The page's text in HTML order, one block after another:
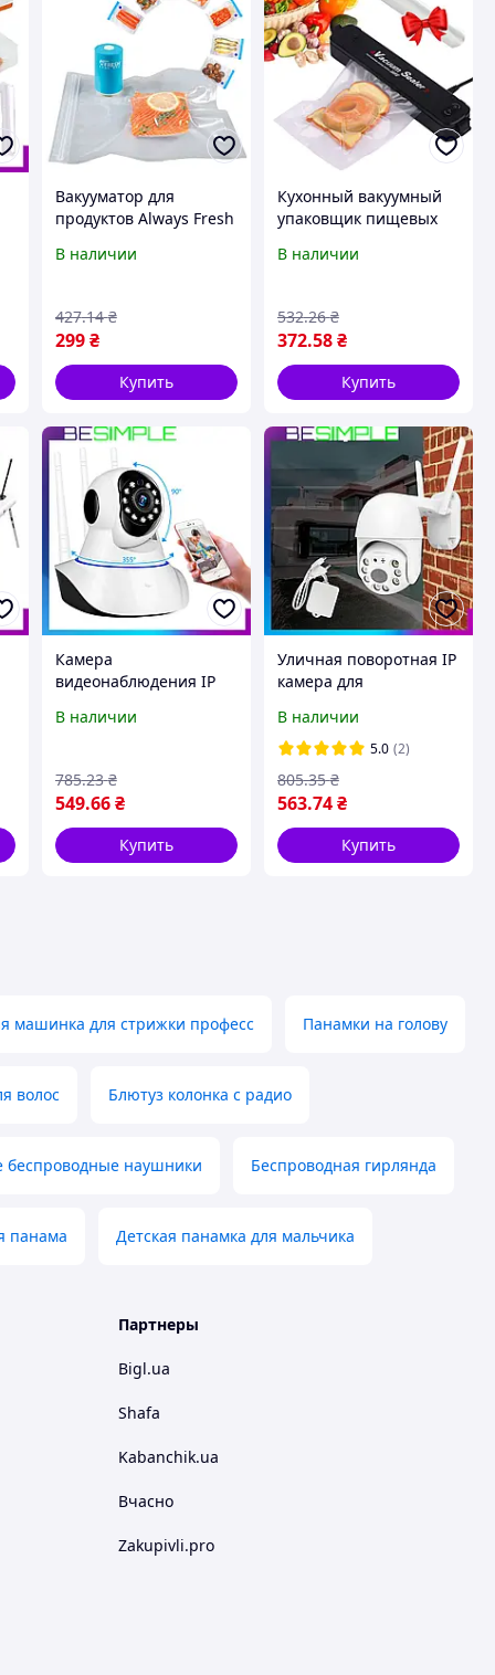
Вакууматор для
продуктов Always Fresh
упаковщик
В наличии
299 ₴
427.14 ₴
Купить
Кухонный вакуумный
упаковщик пищевых
Sealer + Вакуумные
25 см
В наличии
372.58₴
532.26 ₴
Купить
Камера
видеонаблюдения IP
WIFI c поворотным
В наличии
549.66 ₴
785.23 ₴
Купить
Уличная поворотная IP
камера для
wifi CAMERA CAM 6 /
Камера
видеонаблюдения
уличная
В наличии
5.0 (2)
563.74₴
805.35 ₴
Купить
машинка для стрижки професс Панамки на голову
волос Блютуз колонка с радио
беспроводные наушники Беспроводная гирлянда
панама Детская панамка для мальчика
Партнеры
Bigl.ua
Shafa
Kabanchik.ua
Вчасно
Zakupivli.pro